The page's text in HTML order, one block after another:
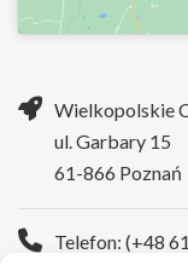
Wielkopolskie
ul. Garbary 15
61-866 Poznań
Telefon: (+48